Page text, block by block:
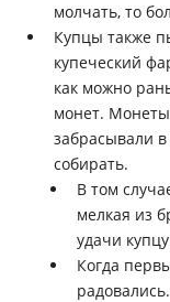
молчать, то
Купцы также
купеческий
как можно
монет. Монеты
забрасывали в
собирать.
В том
мелкая из
удачи
Когда